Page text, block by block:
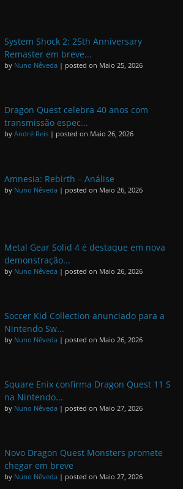
System Shock 2: 25th Anniversary
Remaster em breve...
by Nuno Nêveda | posted on Maio 25, 2026
Dragon Quest celebra 40 anos com
transmissão espec...
by André Reis | posted on Maio 26, 2026
Amnesia: Rebirth – Análise
by Nuno Nêveda | posted on Maio 26, 2026
Metal Gear Solid 4 é destaque em nova
demonstração...
by Nuno Nêveda | posted on Maio 26, 2026
Soccer Kid Collection anunciado para a
Nintendo Sw...
by Nuno Nêveda | posted on Maio 26, 2026
Square Enix confirma Dragon Quest 11 S
na Nintendo...
by Nuno Nêveda | posted on Maio 27, 2026
Novo Dragon Quest Monsters promete
chegar em breve
by Nuno Nêveda | posted on Maio 27, 2026